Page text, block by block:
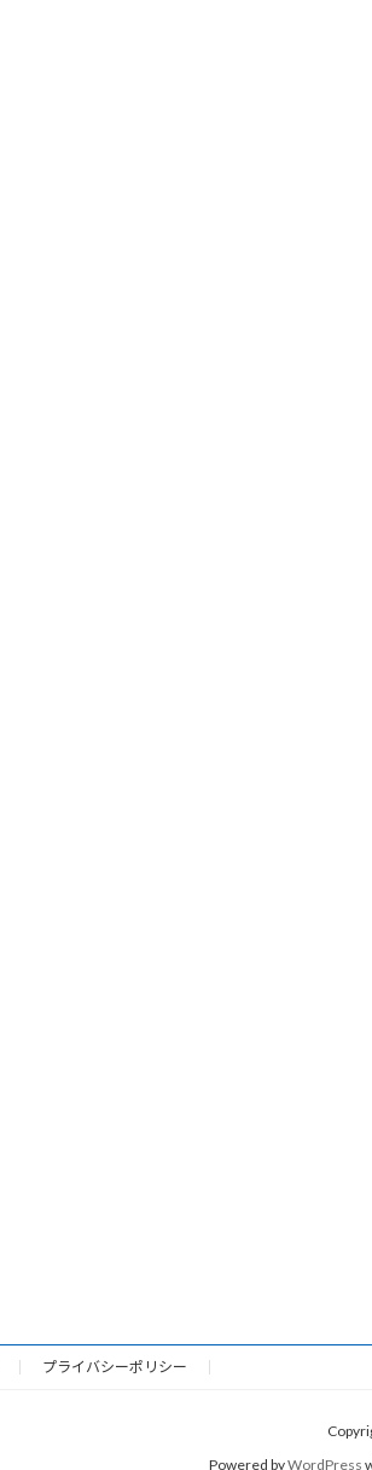
プライバシーポリシー
Powered byWordPress